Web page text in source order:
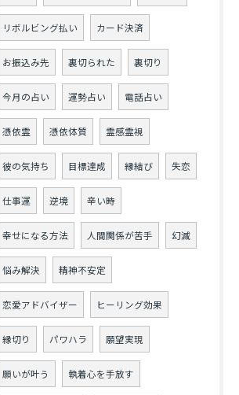
リボルビング払い カード決済
お振込み先 裏切られた 裏切り
今月の占い 運勢占い 電話占い
憑依霊 憑依体質 霊感霊視
彼の気持ち 目標達成 縁結び 失恋
仕事運 逆境 辛い時
幸せになる方法 人間関係が苦手 幻滅
悩み解決 精神不安定
恋愛アドバイザー ヒーリング効果
縁切り パワハラ 願望実現
願いが叶う 執着心を手放す